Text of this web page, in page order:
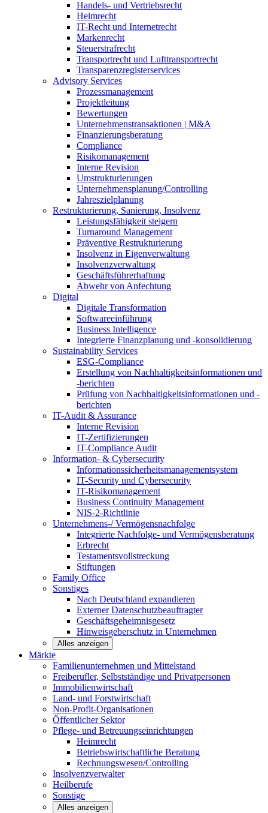
Handels- und Vertriebsrecht
Heimrecht
IT-Recht und Internetrecht
Markenrecht
Steuerstrafrecht
Transportrecht und Lufttransportrecht
Transparenzregisterservices
Advisory Services
Prozessmanagement
Projektleitung
Bewertungen
Unternehmenstransaktionen | M&A
Finanzierungsberatung
Compliance
Risikomanagement
Interne Revision
Umstrukturierungen
Unternehmensplanung/Controlling
Jahreszielplanung
Restrukturierung, Sanierung, Insolvenz
Leistungsfähigkeit steigern
Turnaround Management
Präventive Restrukturierung
Insolvenz in Eigenverwaltung
Insolvenzverwaltung
Geschäftsführerhaftung
Abwehr von Anfechtung
Digital
Digitale Transformation
Softwareeinführung
Business Intelligence
Integrierte Finanzplanung und -konsolidierung
Sustainability Services
ESG-Compliance
Erstellung von Nachhaltigkeitsinformationen und
-berichten
Prüfung von Nachhaltigkeitsinformationen und -
berichten
IT-Audit & Assurance
Interne Revision
IT-Zertifizierungen
IT-Compliance Audit
Information- & Cybersecurity
Informationssicherheitsmanagementsystem
IT-Security und Cybersecurity
IT-Risikomanagement
Business Continuity Management
NIS-2-Richtlinie
Unternehmens-/Vermögensnachfolge
Integrierte Nachfolge- und Vermögensberatung
Erbrecht
Testamentsvollstreckung
Stiftungen
Family Office
Sonstiges
Nach Deutschland expandieren
Externer Datenschutzbeauftragter
Geschäftsgeheimnisgesetz
Hinweisgeberschutz in Unternehmen
Alles anzeigen
Märkte
Familienunternehmen und Mittelstand
Freiberufler, Selbstständige und Privatpersonen
Immobilienwirtschaft
Land- und Forstwirtschaft
Non-Profit-Organisationen
Öffentlicher Sektor
Pflege- und Betreuungseinrichtungen
Heimrecht
Betriebswirtschaftliche Beratung
Rechnungswesen/Controlling
Insolvenzverwalter
Heilberufe
Sonstige
Alles anzeigen